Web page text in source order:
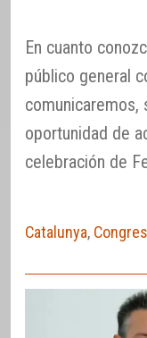
En cuanto
público general
comunicaremos,
oportunidad de
celebración de
Catalunya,